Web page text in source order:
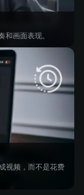
画面表现。
视频，而不是花费